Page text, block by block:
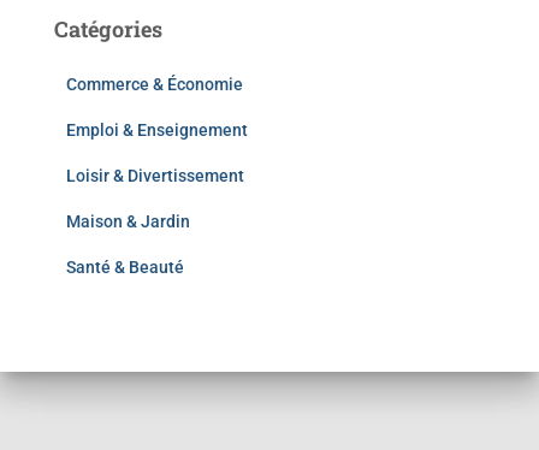
Catégories
Commerce & Économie
Emploi & Enseignement
Loisir & Divertissement
Maison & Jardin
Santé & Beauté